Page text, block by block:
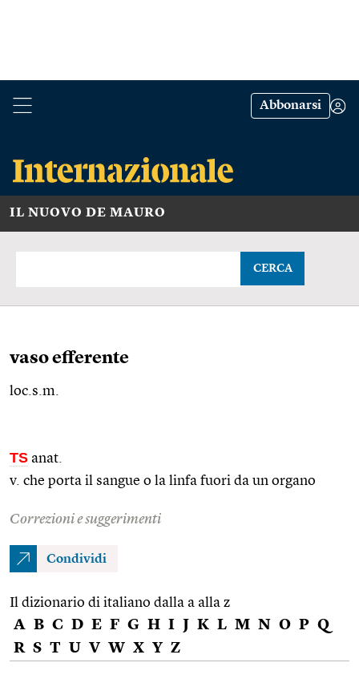
Abbonarsi
IL NUOVO DE MAURO
CERCA
vaso efferente
loc.s.m.
TS anat.
v. che porta il sangue o la linfa fuori da un organo
Correzioni e suggerimenti
Condividi
Il dizionario di italiano dalla a alla z
A B C D E F G H I J K L M N O P Q
R S T U V W X Y Z